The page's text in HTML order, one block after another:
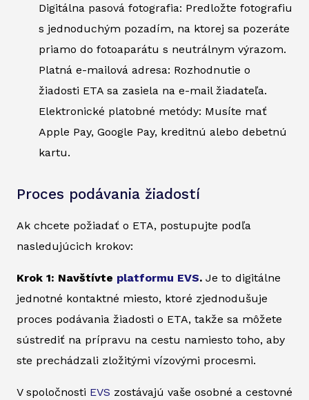
Digitálna pasová fotografia: Predložte fotografiu
s jednoduchým pozadím, na ktorej sa pozeráte
priamo do fotoaparátu s neutrálnym výrazom.
Platná e-mailová adresa: Rozhodnutie o
žiadosti ETA sa zasiela na e-mail žiadateľa.
Elektronické platobné metódy: Musíte mať
Apple Pay, Google Pay, kreditnú alebo debetnú
kartu.
Proces podávania žiadostí
Ak chcete požiadať o ETA, postupujte podľa
nasledujúcich krokov:
Krok 1: Navštívte platformu EVS. Je to digitálne
jednotné kontaktné miesto, ktoré zjednodušuje
proces podávania žiadosti o ETA, takže sa môžete
sústrediť na prípravu na cestu namiesto toho, aby
ste prechádzali zložitými vízovými procesmi.
V spoločnosti EVS zostávajú vaše osobné a cestovné